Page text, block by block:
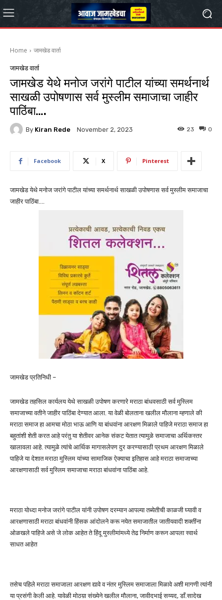
Home जामखेड वार्ता
जामखेड वार्ता
जामखेड येथे मनोज जरांगे पाटील यांच्या समर्थनार्थ
साखळी उपोषणास सर्व मुस्लीम समाजाचा जाहीर
पाठिंबा….
By Kiran Rede November 2, 2023 0
23
Facebook X Pinterest
जामखेड येथे मनोज जरांगे पाटील यांच्या समर्थनार्थ साखळी उपोषणास सर्व मुस्लीम समाजाचा
जाहीर पाठिंबा….
जामखेड प्रतिनिधी –
जामखेड तहसिल कार्यलय येथे साखळी उपोषण करणारे मराठा बांधवसाठी सर्व मुस्लिम
समाजाच्या वतीने जाहीर पाठिंबा देण्यात आला. या वेळी बोलताना खलील मौलाना म्हणाले की
मराठा समाज हा आमचा मोठा भाऊ आणि या बांधवांना आरक्षण मिळाले पाहिजे मराठा समाज हा
बहुतांशी शेती करत आहे परंतु या शेतीवर आनेक संकट येतात त्यामुळे समाजाचा अर्थिकस्तर
खालावला आहे. त्यामुळे त्यांचे आर्थिक मागासलेपण दुर करण्यासाठी प्रथम आरक्षण मिळाले
पाहिजे या देशात मराठा मुस्लिम यांच्या सामाजिक ऐक्याचा इतिहास आहे मराठा समाजाच्या
आरक्षणासाठी सर्व मुस्लिम समाजाचा मराठा बांधवांना पाठिंबा आहे.
मराठा योध्दा मनोज जरांगे पाटील यांनी उपोषण दरम्यान आपल्या तब्येतीची काळजी घ्यावी व
आरक्षणासाठी मराठा बांधवांनी हिंसक आंदोलने करू नयेत समाजातील जातीयवादी शक्तींना
ओळखले पाहिजे असे जे लोक आहेत ते हिंदू मुस्लीमांमध्ये तेढ निर्माण करून आपला स्वार्थ
साधत आहेत
तसेच पहिले मराठा समाजाला आरक्षण द्यावे व नंतर मुस्लिम समाजाला मिळावे अशी मागणी त्यांनी
या प्रसंगी केली आहे. यावेळी मोठय़ा संख्येने खलील मौलाना, जावीदभाई सय्यद, डाँ.सादेख